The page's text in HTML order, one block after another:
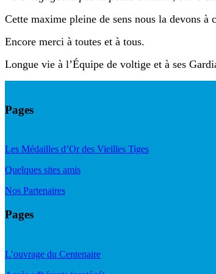
Cette maxime pleine de sens nous la devons
Encore merci à toutes et à tous.
Longue vie à l’Équipe de voltige et à ses
Pages
Les Médailles d’Or des Vieilles Tiges
Quelques sites amis
Nos Partenaires
Pages
L’ouvrage du Centenaire